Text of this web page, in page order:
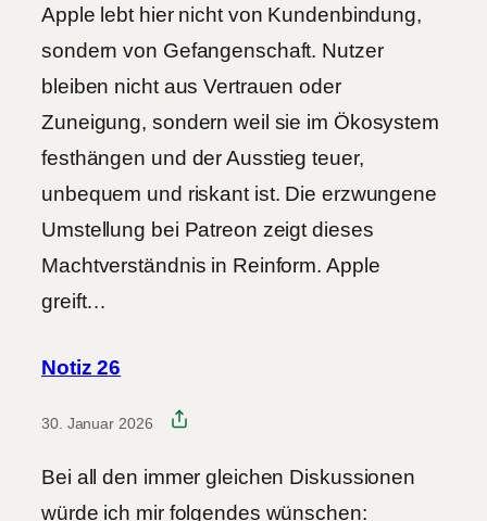
Apple lebt hier nicht von Kundenbindung,
sondern von Gefangenschaft. Nutzer
bleiben nicht aus Vertrauen oder
Zuneigung, sondern weil sie im Ökosystem
festhängen und der Ausstieg teuer,
unbequem und riskant ist. Die erzwungene
Umstellung bei Patreon zeigt dieses
Machtverständnis in Reinform. Apple
greift…
Notiz 26
30. Januar 2026
Bei all den immer gleichen Diskussionen
würde ich mir folgendes wünschen: